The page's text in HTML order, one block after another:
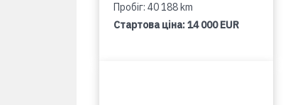
Пробіг: 40 188 km
Стартова ціна:14 000 EUR